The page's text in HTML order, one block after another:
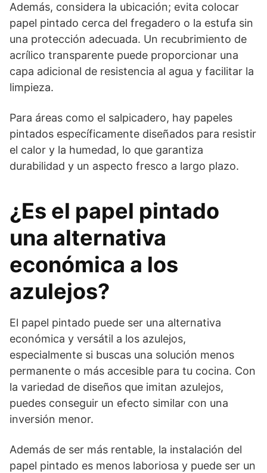
Además, considera la ubicación; evita colocar
papel pintado cerca del fregadero o la estufa sin
una protección adecuada. Un recubrimiento de
acrílico transparente puede proporcionar una
capa adicional de resistencia al agua y facilitar la
limpieza.
Para áreas como el salpicadero, hay papeles
pintados específicamente diseñados para resistir
el calor y la humedad, lo que garantiza
durabilidad y un aspecto fresco a largo plazo.
¿Es el papel pintado
una alternativa
económica a los
azulejos?
El papel pintado puede ser una alternativa
económica y versátil a los azulejos,
especialmente si buscas una solución menos
permanente o más accesible para tu cocina. Con
la variedad de diseños que imitan azulejos,
puedes conseguir un efecto similar con una
inversión menor.
Además de ser más rentable, la instalación del
papel pintado es menos laboriosa y puede ser un